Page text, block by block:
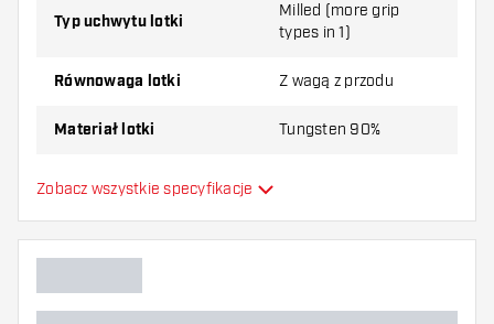
Typ uchwytu lotki
Milled (more grip
types in 1)
Równowaga lotki Z wagą z przodu
Materiał lotki Tungsten 90%
Typ Dartowy chwyt na nos
Gracz w darta
Zobacz wszystkie specyfikacje